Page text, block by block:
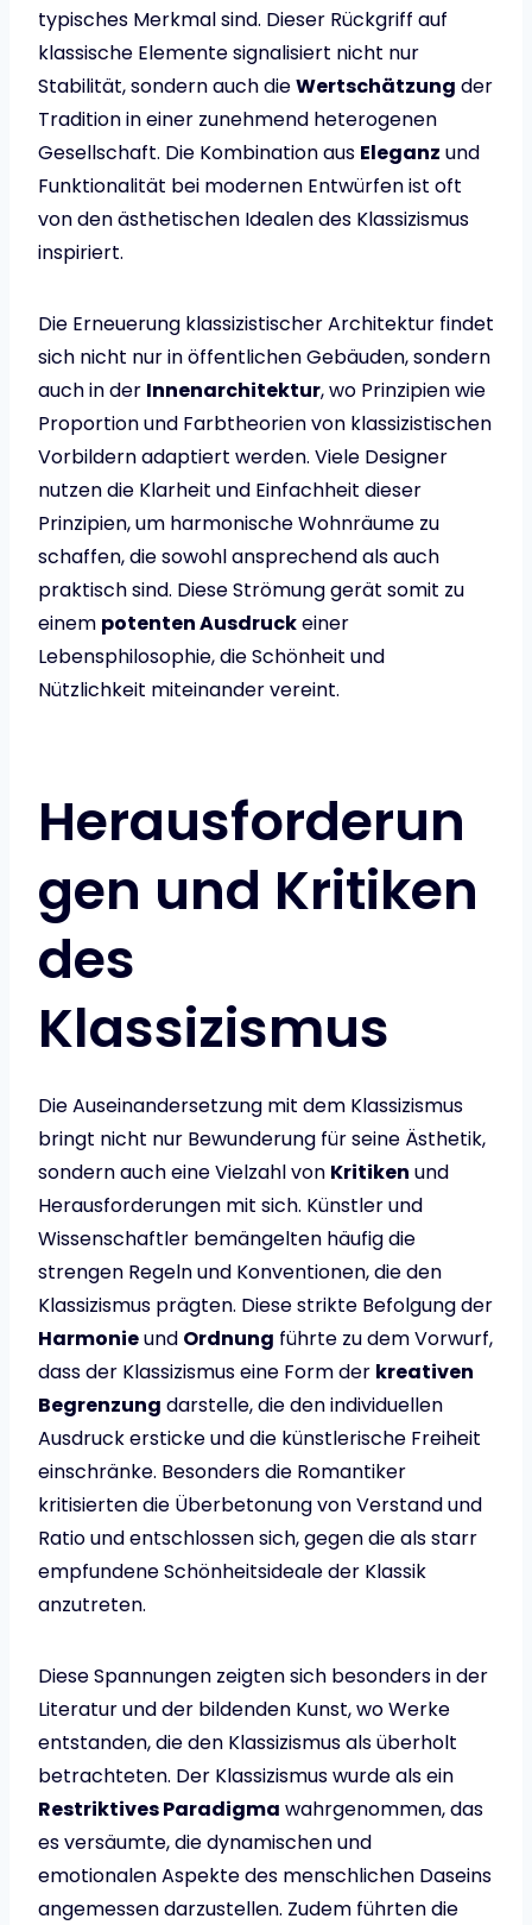
typisches Merkmal sind. Dieser Rückgriff auf
klassische Elemente signalisiert nicht nur
Stabilität, sondern auch dieWertschätzung der
Tradition in einer zunehmend heterogenen
Gesellschaft. Die Kombination aus Eleganz und
Funktionalität bei modernen Entwürfen ist oft
von den ästhetischen Idealen des Klassizismus
inspiriert.
Die Erneuerung klassizistischer Architektur findet
sich nicht nur in öffentlichen Gebäuden, sondern
auch in der Innenarchitektur, wo Prinzipien wie
Proportion und Farbtheorien von klassizistischen
Vorbildern adaptiert werden. Viele Designer
nutzen die Klarheit und Einfachheit dieser
Prinzipien, um harmonische Wohnräume zu
schaffen, die sowohl ansprechend als auch
praktisch sind. Diese Strömung gerät somit zu
einem potenten Ausdruckeiner
Lebensphilosophie, die Schönheit und
Nützlichkeit miteinander vereint.
Herausforderun
gen und Kritiken
des
Klassizismus
Die Auseinandersetzung mit dem Klassizismus
bringt nicht nur Bewunderung für seine Ästhetik,
sondern auch eine Vielzahl von Kritiken und
Herausforderungen mit sich. Künstler und
Wissenschaftler bemängelten häufig die
strengen Regeln und Konventionen, die den
Klassizismus prägten. Diese strikte Befolgung der
Harmonieund Ordnung führte zu dem Vorwurf,
dass der Klassizismus eine Form der kreativen
Begrenzung darstelle, die den individuellen
Ausdruck ersticke und die künstlerische Freiheit
einschränke. Besonders die Romantiker
kritisierten die Überbetonung von Verstand und
Ratio und entschlossen sich, gegen die als starr
empfundene Schönheitsideale der Klassik
anzutreten.
Diese Spannungen zeigten sich besonders in der
Literatur und der bildenden Kunst, wo Werke
entstanden, die den Klassizismus als überholt
betrachteten. Der Klassizismus wurde als ein
Restriktives Paradigma wahrgenommen, das
es versäumte, die dynamischen und
emotionalen Aspekte des menschlichen Daseins
angemessen darzustellen. Zudem führten die